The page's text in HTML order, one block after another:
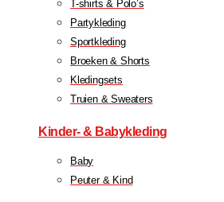
T-shirts & Polo’s
Partykleding
Sportkleding
Broeken & Shorts
Kledingsets
Truien & Sweaters
Kinder- & Babykleding
Baby
Peuter & Kind